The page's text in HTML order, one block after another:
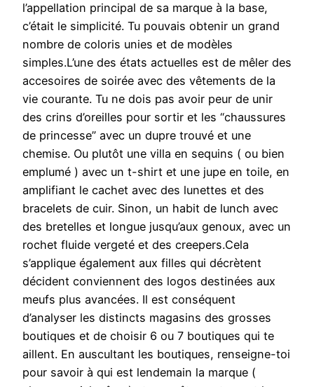
l’appellation principal de sa marque à la base,
c’était le simplicité. Tu pouvais obtenir un grand
nombre de coloris unies et de modèles
simples.L’une des états actuelles est de mêler des
accesoires de soirée avec des vêtements de la
vie courante. Tu ne dois pas avoir peur de unir
des crins d’oreilles pour sortir et les “chaussures
de princesse” avec un dupre trouvé et une
chemise. Ou plutôt une villa en sequins ( ou bien
emplumé ) avec un t-shirt et une jupe en toile, en
amplifiant le cachet avec des lunettes et des
bracelets de cuir. Sinon, un habit de lunch avec
des bretelles et longue jusqu’aux genoux, avec un
rochet fluide vergeté et des creepers.Cela
s’applique également aux filles qui décrètent
décident conviennent des logos destinées aux
meufs plus avancées. Il est conséquent
d’analyser les distincts magasins des grosses
boutiques et de choisir 6 ou 7 boutiques qui te
aillent. En auscultant les boutiques, renseigne-toi
pour savoir à qui est lendemain la marque (